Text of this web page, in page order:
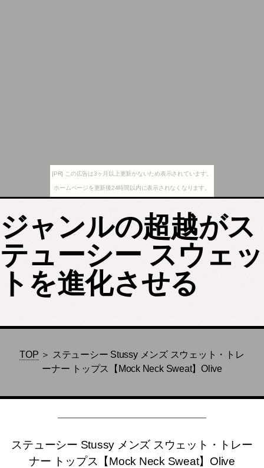
[PR] この広告は3ヶ月以上更新がないため表示されています。
ホームページを更新後24時間以内に表示されなくなります。
ジャンルの超越がス
テューシー スウェッ
トを進化させる
TOP ＞ ステューシー Stussy メンズ スウェット・トレ
ーナー トップス【Mock Neck Sweat】Olive
ステューシー Stussy メンズ スウェット・トレー
ナー トップス【Mock Neck Sweat】Olive